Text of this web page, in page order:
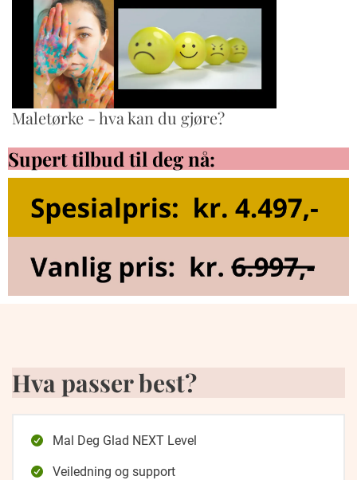
Maletørke - hva kan du gjøre?
Supert tilbud til deg nå:
Hva passer best?
Mal Deg Glad NEXT Level
Veiledning og support